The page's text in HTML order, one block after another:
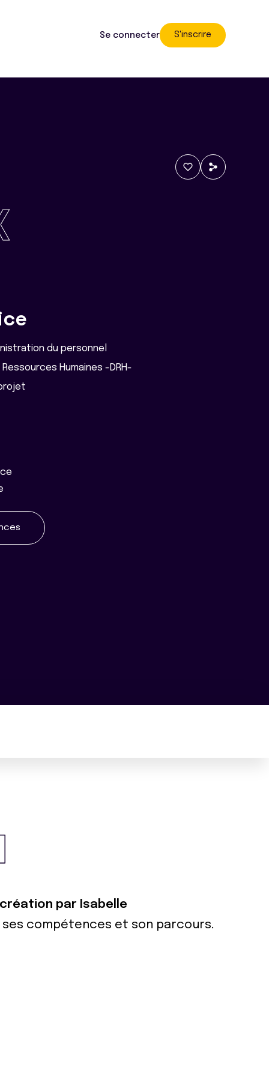
Se connecter S'inscrire
du personnel
Humaines -DRH-
par Isabelle
ses compétences et son parcours.